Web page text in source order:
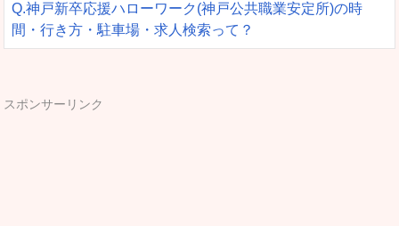
Q.神戸新卒応援ハローワーク(神戸公共職業安定所)の時
間・行き方・駐車場・求人検索って？
スポンサーリンク